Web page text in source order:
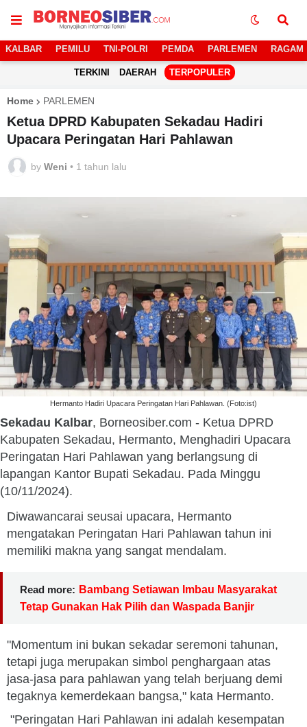
KALBAR PEMILU TNI-POLRI PEMDA PARLEMEN RAGAM
TERKINI DAERAH TERPOPULER
Home PARLEMEN
Ketua DPRD Kabupaten Sekadau Hadiri
Upacara Peringatan Hari Pahlawan
by Weni • 1 tahun lalu
Hermanto Hadiri Upacara Peringatan Hari Pahlawan. (Foto:ist)
Sekadau Kalbar, Borneosiber.com - Ketua DPRD
Kabupaten Sekadau, Hermanto, Menghadiri Upacara
Peringatan Hari Pahlawan yang berlangsung di
lapangan Kantor Bupati Sekadau. Pada Minggu
(10/11/2024).
Diwawancarai seusai upacara, Hermanto
mengatakan Peringatan Hari Pahlawan tahun ini
memiliki makna yang sangat mendalam.
Read more: Bambang Setiawan Imbau Masyarakat
Tetap Gunakan Hak Pilih dan Waspada Banjir
"Momentum ini bukan sekadar seremoni tahunan,
tetapi juga merupakan simbol penghargaan atas
jasa-jasa para pahlawan yang telah berjuang demi
tegaknya kemerdekaan bangsa," kata Hermanto.
"Peringatan Hari Pahlawan ini adalah kesempatan